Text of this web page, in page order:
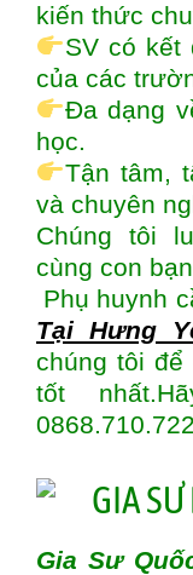
kiến thức
SV có kết
của các
Đa dạng
học.
Tận tâm,
và chuyên
Chúng tôi
cùng con
Phụ huynh
Tại Hưng
chúng tôi
tốt
0868.710.722
Gia Sư